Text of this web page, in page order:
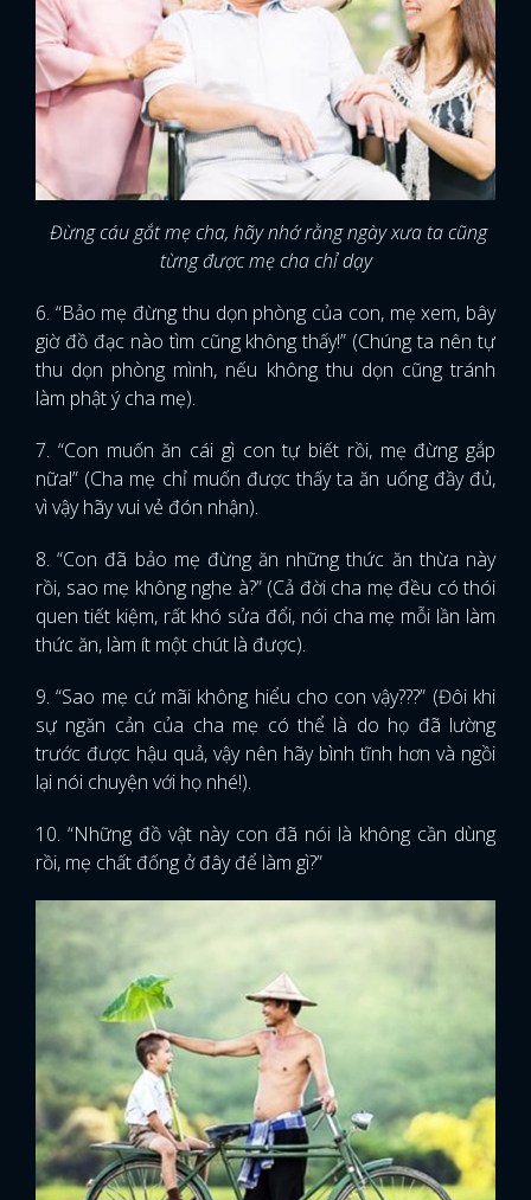
Đừng cáu gắt mẹ cha, hãy nhớ rằng ngày xưa ta cũng
từng được mẹ cha chỉ dạy
6. “Bảo mẹ đừng thu dọn phòng của con, mẹ xem, bây
giờ đồ đạc nào tìm cũng không thấy!” (Chúng ta nên tự
thu dọn phòng mình, nếu không thu dọn cũng tránh
làm phật ý cha mẹ).
7. “Con muốn ăn cái gì con tự biết rồi, mẹ đừng gắp
nữa!” (Cha mẹ chỉ muốn được thấy ta ăn uống đầy đủ,
vì vậy hãy vui vẻ đón nhận).
8. “Con đã bảo mẹ đừng ăn những thức ăn thừa này
rồi, sao mẹ không nghe à?” (Cả đời cha mẹ đều có thói
quen tiết kiệm, rất khó sửa đổi, nói cha mẹ mỗi lần làm
thức ăn, làm ít một chút là được).
9. “Sao mẹ cứ mãi không hiểu cho con vậy???” (Đôi khi
sự ngăn cản của cha mẹ có thể là do họ đã lường
trước được hậu quả, vậy nên hãy bình tĩnh hơn và ngồi
lại nói chuyện với họ nhé!).
10. “Những đồ vật này con đã nói là không cần dùng
rồi, mẹ chất đống ở đây để làm gì?”